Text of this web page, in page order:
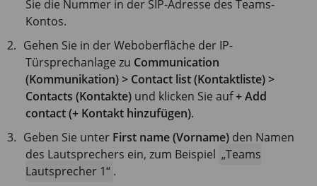
Sie die Nummer in der SIP-Adresse des Teams-
Kontos.
Gehen Sie in der Weboberfläche der IP-
Türsprechanlage zu Communication
(Kommunikation) > Contact list (Kontaktliste) >
Contacts (Kontakte) und klicken Sie auf+ Add
contact (+ Kontakt hinzufügen).
Geben Sie unter First name (Vorname) den Namen
des Lautsprechers ein, zum Beispiel
Teams
Lautsprecher 1
.